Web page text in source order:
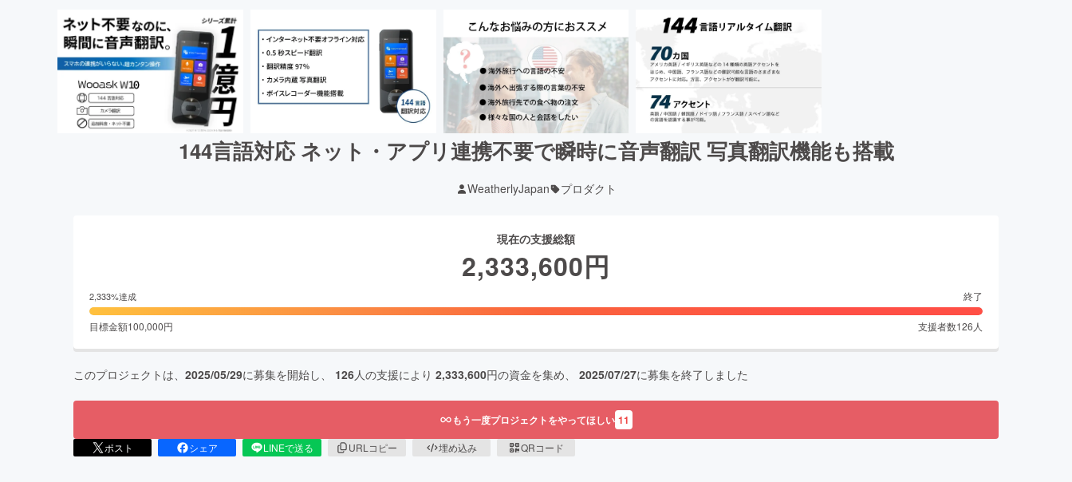
144言語対応 ネット・アプリ連携不要で瞬時に音声翻訳 写真翻訳機能も搭載
WeatherlyJapan プロダクト
現在の支援総額
2,333,600円
2,333%達成 終了
目標金額100,000円 支援者数126 人
このプロジェクトは、 2025/05/29に募集を開始し、 126人の支援により 2,333,600円の資金を集め、 2025/07/27に募集を終了しました
もう一度プロジェクトをやってほしい 11
ポスト シェア LINEで送る URLコピー 埋め込み QRコード